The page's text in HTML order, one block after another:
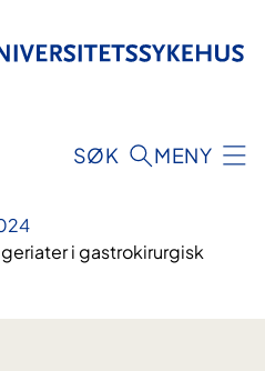
SØK MENY
i gastrokirurgisk